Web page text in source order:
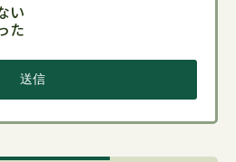
い
た